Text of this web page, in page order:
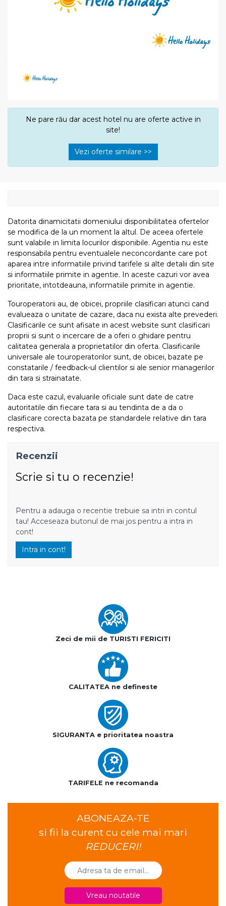
Ne pare rău dar acest hotel nu are oferte active in
site!
Vezi oferte similare >>
Datorita dinamicitatii domeniului disponibilitatea ofertelor
se modifica de la un moment la altul. De aceea ofertele
sunt valabile in limita locurilor disponibile. Agentia nu este
responsabila pentru eventualele neconcordante care pot
aparea intre informatiile privind tarifele si alte detalii din site
si informatiile primite in agentie. In aceste cazuri vor avea
prioritate, intotdeauna, informatiile primite in agentie.
Touroperatorii au, de obicei, propriile clasificari atunci cand
evalueaza o unitate de cazare, daca nu exista alte prevederi.
Clasificarile ce sunt afisate in acest website sunt clasificari
proprii si sunt o incercare de a oferi o ghidare pentru
calitatea generala a proprietatilor din oferta. Clasificarile
universale ale touroperatorilor sunt, de obicei, bazate pe
constatarile / feedback-ul clientilor si ale senior managerilor
din tara si strainatate.
Daca este cazul, evaluarile oficiale sunt date de catre
autoritatile din fiecare tara si au tendinta de a da o
clasificare corecta bazata pe standardele relative din tara
respectiva.
Recenzii
Scrie si tu o recenzie!
Pentru a adauga o recentie trebuie sa intri in contul
tau! Acceseaza butonul de mai jos pentru a intra in
cont!
Intra in cont!
Zeci de mii de TURISTI FERICITI
CALITATEA ne defineste
SIGURANTA e prioritatea noastra
TARIFELE ne recomanda
ABONEAZA-TE
si fii la curent cu cele mai mari
REDUCERI!
Vreau noutatile